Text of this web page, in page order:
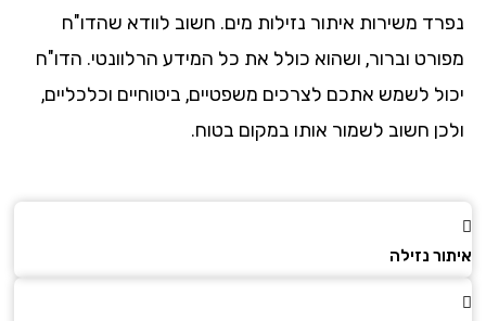
משירות איתור נזילות מים. חשוב לוודא שהדו"ח
וברור, ושהוא כולל את כל המידע הרלוונטי. הדו"ח
לשמש אתכם לצרכים משפטיים, ביטוחיים וכלכליים,
חשוב לשמור אותו במקום בטוח.
נזילה